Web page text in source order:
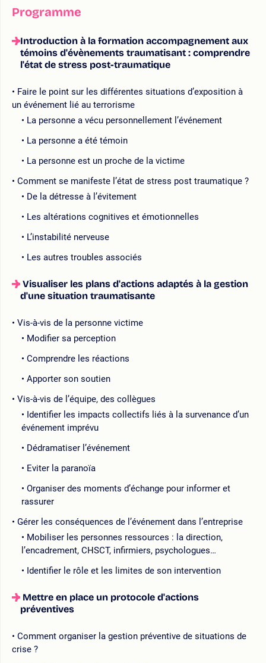
Programme
Introduction à la formation accompagnement aux
témoins d'évènements traumatisant : comprendre
l'état de stress post-traumatique
Faire le point sur les différentes situations d’exposition à
un événement lié au terrorisme
La personne a vécu personnellement l’événement
La personne a été témoin
La personne est un proche de la victime
Comment se manifeste l’état de stress post traumatique ?
De la détresse à l’évitement
Les altérations cognitives et émotionnelles
L’instabilité nerveuse
Les autres troubles associés
Visualiser les plans d'actions adaptés à la gestion
d'une situation traumatisante
Vis-à-vis de la personne victime
Modifier sa perception
Comprendre les réactions
Apporter son soutien
Vis-à-vis de l’équipe, des collègues
Identifier les impacts collectifs liés à la survenance d’un
événement imprévu
Dédramatiser l’événement
Eviter la paranoïa
Organiser des moments d’échange pour informer et
rassurer
Gérer les conséquences de l’événement dans l’entreprise
Mobiliser les personnes ressources : la direction,
l’encadrement, CHSCT, infirmiers, psychologues…
Identifier le rôle et les limites de son intervention
Mettre en place un protocole d'actions
préventives
Comment organiser la gestion préventive de situations de
crise ?